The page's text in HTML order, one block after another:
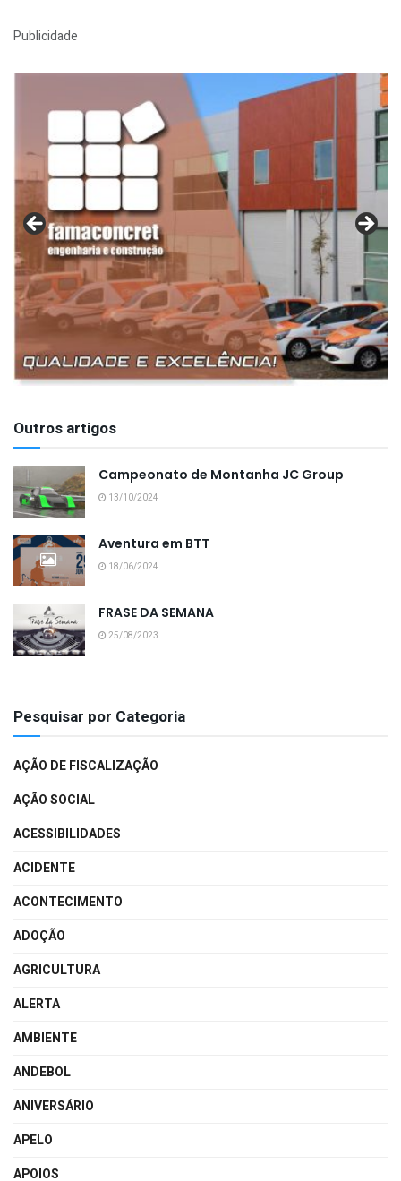
Publicidade
Outros artigos
Campeonato de Montanha JC Group
13/10/2024
Aventura em BTT
18/06/2024
FRASE DA SEMANA
25/08/2023
Pesquisar por Categoria
AÇÃO DE FISCALIZAÇÃO
AÇÃO SOCIAL
ACESSIBILIDADES
ACIDENTE
ACONTECIMENTO
ADOÇÃO
AGRICULTURA
ALERTA
AMBIENTE
ANDEBOL
ANIVERSÁRIO
APELO
APOIOS